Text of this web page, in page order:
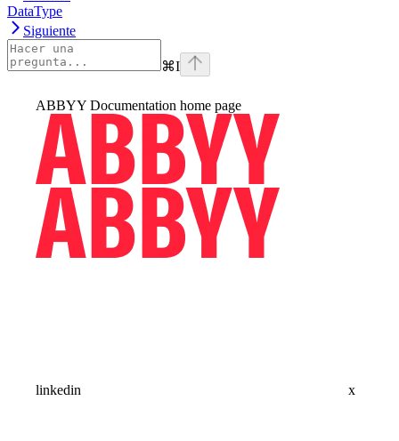
DataType
Siguiente
⌘I
ABBYY Documentation home page
linkedin x